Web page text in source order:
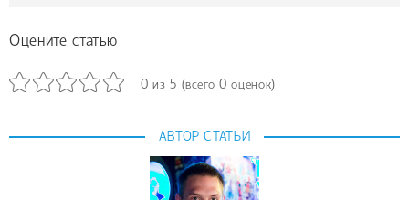
Оцените статью
0 из5 (всего0 оценок)
АВТОР СТАТЬИ